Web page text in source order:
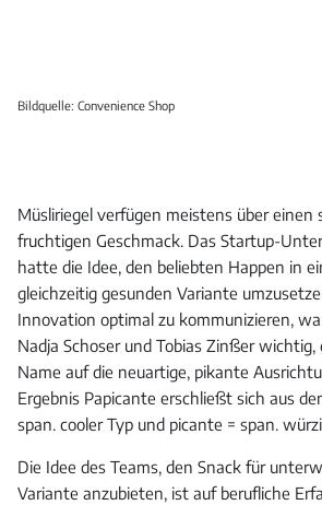
Bildquelle: Convenience Shop
Müsliriegel verfügen meistens über einen
fruchtigen Geschmack. Das Startup-
hatte die Idee, den beliebten Happen in
gleichzeitig gesunden Variante
Innovation optimal zu kommunizieren,
Nadja Schoser und Tobias Zinßer wichtig,
Name auf die neuartige, pikante
Ergebnis Papicante erschließt sich aus
span. cooler Typ und picante = span.
Die Idee des Teams, den Snack für
Variante anzubieten, ist auf berufliche